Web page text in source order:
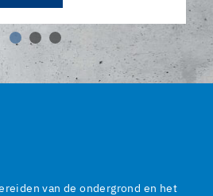
van de ondergrond en het